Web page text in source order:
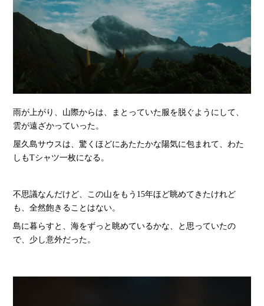
雨が上がり、山際からは、まとっていた服を脱ぐようにして、
雲が遠ざかっていった。
屋久島サウスは、驚くほどにあたたかな陽気に包まれて、わた
しもTシャツ一枚になる。
不思議なんだけど、この山をもう15年ほど眺めてきたけれど
も、全然飽きることはない。
島に暮らすと、海をずっと眺めているかな、と思っていたの
で、少し意外だった。